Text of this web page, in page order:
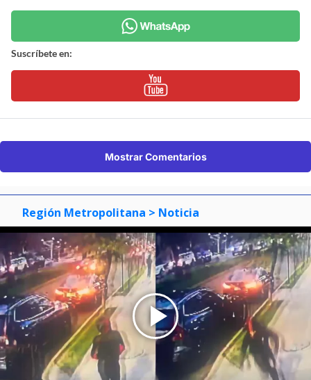
Suscríbete en:
Mostrar Comentarios
Región Metropolitana > Noticia